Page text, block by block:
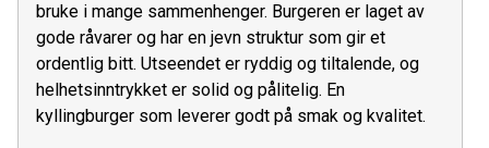
bruke i mange sammenhenger. Burgeren er laget av
gode råvarer og har en jevn struktur som gir et
ordentlig bitt. Utseendet er ryddig og tiltalende, og
helhetsinntrykket er solid og pålitelig. En
kyllingburger som leverer godt på smak og kvalitet.